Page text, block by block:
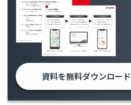
資料を無料ダウンロード